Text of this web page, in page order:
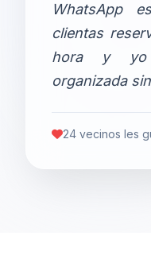
WhatsApp
clientas
hora y yo
organizada
24 vecinos les